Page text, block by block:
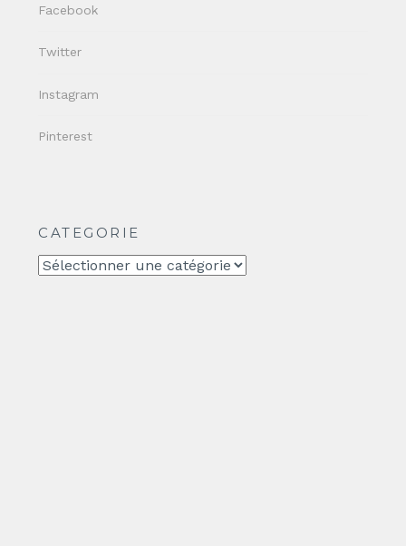
Facebook
Twitter
Instagram
Pinterest
CATEGORIE
CATEGORIE